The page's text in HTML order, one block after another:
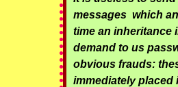
messages which
time an inheritance
demand to us
obvious frauds:
immediately placed